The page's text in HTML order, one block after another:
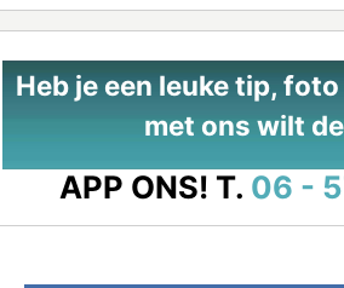
Heb je een leuke tip,
met ons wilt
APP ONS! T. 06 -